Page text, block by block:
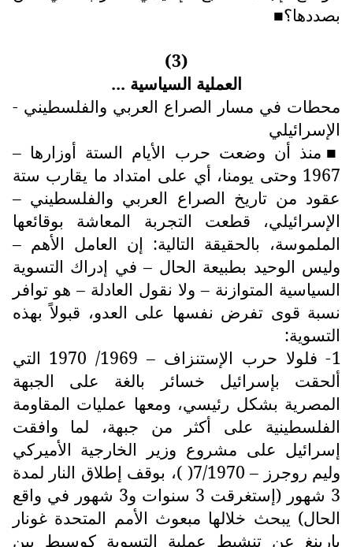
بصددها؟■
(3)
العملية السياسية ...
محطات في مسار الصراع العربي والفلسطيني -
الإسرائيلي
■ منذ أن وضعت حرب الأيام الستة أوزارها –
1967 وحتى يومنا، أي على امتداد ما يقارب ستة
عقود من تاريخ الصراع العربي والفلسطيني –
الإسرائيلي، قطعت التجربة المعاشة بوقائعها
الملموسة، بالحقيقة التالية: إن العامل الأهم –
وليس الوحيد بطبيعة الحال – في إدراك التسوية
السياسية المتوازنة – ولا نقول العادلة – هو توافر
نسبة قوى تفرض نفسها على العدو، قبولاً بهذه
التسوية:
1- فلولا حرب الإستنزاف – 1969/ 1970 التي
ألحقت بإسرائيل خسائر بالغة على الجبهة
المصرية بشكل رئيسي، ومعها عمليات المقاومة
الفلسطينية على أكثر من جبهة، لما وافقت
إسرائيل على مشروع وزير الخارجية الأميركي
وليم روجرز – 7/1970( )، بوقف إطلاق النار لمدة
3 شهور (إستغرقت 3 سنوات و3 شهور في واقع
الحال) يبحث خلالها مبعوث الأمم المتحدة غونار
يارينغ عن تنشيط عملية التسوية كوسيط بين